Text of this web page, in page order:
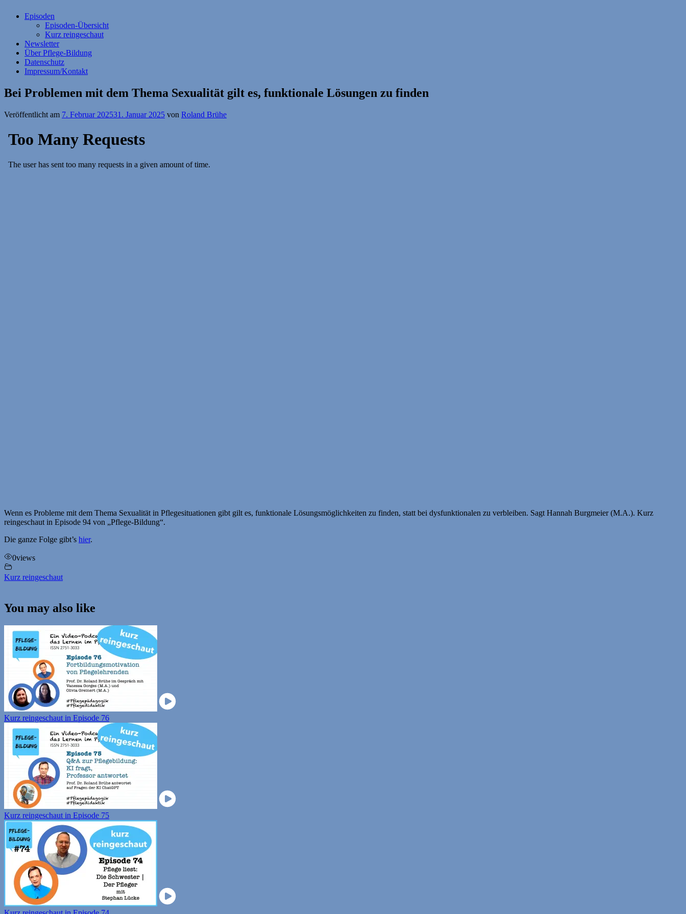
Episoden
Episoden-Übersicht
Kurz reingeschaut
Newsletter
Über Pflege-Bildung
Datenschutz
Impressum/Kontakt
Bei Problemen mit dem Thema Sexualität gilt es, funktionale Lösungen zu finden
Veröffentlicht am 7. Februar 202531. Januar 2025 von Roland Brühe
Wenn es Probleme mit dem Thema Sexualität in Pflegesituationen gibt gilt es, funktionale Lösungsmöglichkeiten zu finden, statt bei dysfunktionalen zu verbleiben. Sagt Hannah Burgmeier (M.A.). Kurz
reingeschaut in Episode 94 von „Pflege-Bildung“.
Die ganze Folge gibt’s hier.
0views
Kurz reingeschaut
You may also like
Kurz reingeschaut in Episode 76
Kurz reingeschaut in Episode 75